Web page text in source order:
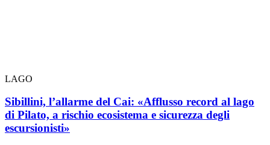
LAGO
Sibillini, l’allarme del Cai: «Afflusso record al lago
di Pilato, a rischio ecosistema e sicurezza degli
escursionisti»